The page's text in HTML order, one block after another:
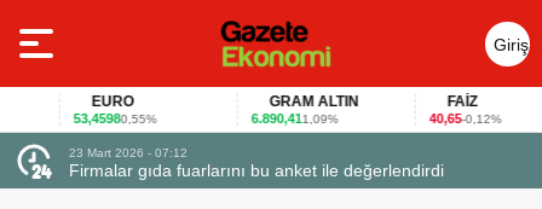
Giriş
Yap
EURO
53,45980,55%
GRAM ALTIN
6.890,411,09% -0,12%
23 Mart 2026 - 07:12
Firmalar gıda fuarlarını bu anket ile değerlendirdi